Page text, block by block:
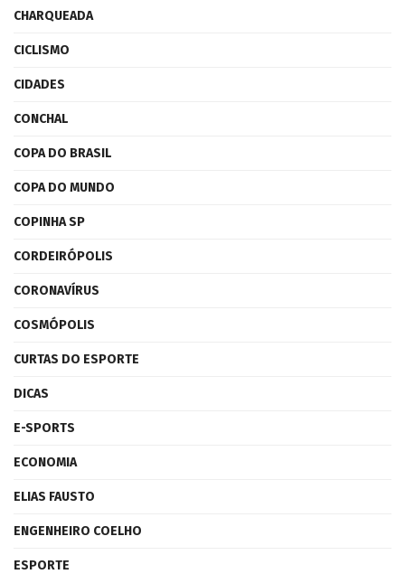
CHARQUEADA
CICLISMO
CIDADES
CONCHAL
COPA DO BRASIL
COPA DO MUNDO
COPINHA SP
CORDEIRÓPOLIS
CORONAVÍRUS
COSMÓPOLIS
CURTAS DO ESPORTE
DICAS
E-SPORTS
ECONOMIA
ELIAS FAUSTO
ENGENHEIRO COELHO
ESPORTE